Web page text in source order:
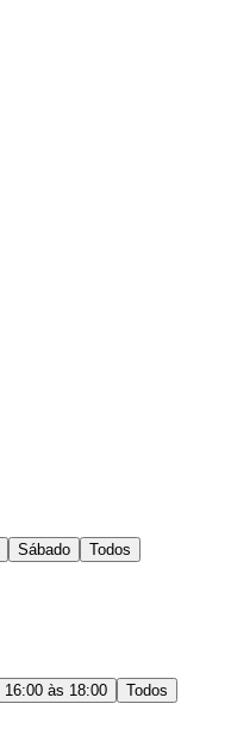
Sábado Todos
16:00 às 18:00 Todos